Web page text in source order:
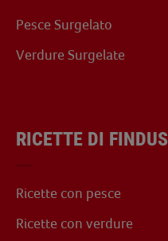
Pesce Surgelato
Verdure Surgelate
RICETTE DI FINDUS
Ricette con pesce
Ricette con verdure